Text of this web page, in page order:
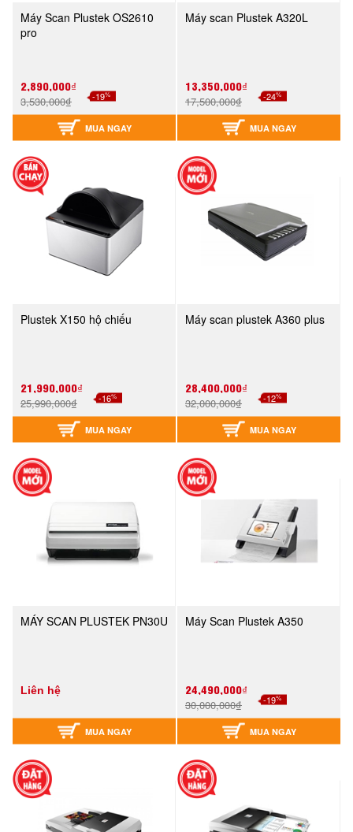
Máy Scan Plustek OS2610
pro
2,890,000₫
3,530,000₫ -19%
MUA NGAY
Máy scan Plustek A320L
13,350,000₫
17,500,000₫ -24%
MUA NGAY
Plustek X150 hộ chiếu
21,990,000₫
25,990,000₫ -16%
MUA NGAY
Máy scan plustek A360 plus
28,400,000₫
32,000,000₫ -12%
MUA NGAY
MÁY SCAN PLUSTEK PN30U
Liên hệ
MUA NGAY
Máy Scan Plustek A350
24,490,000₫
30,000,000₫ -19%
MUA NGAY